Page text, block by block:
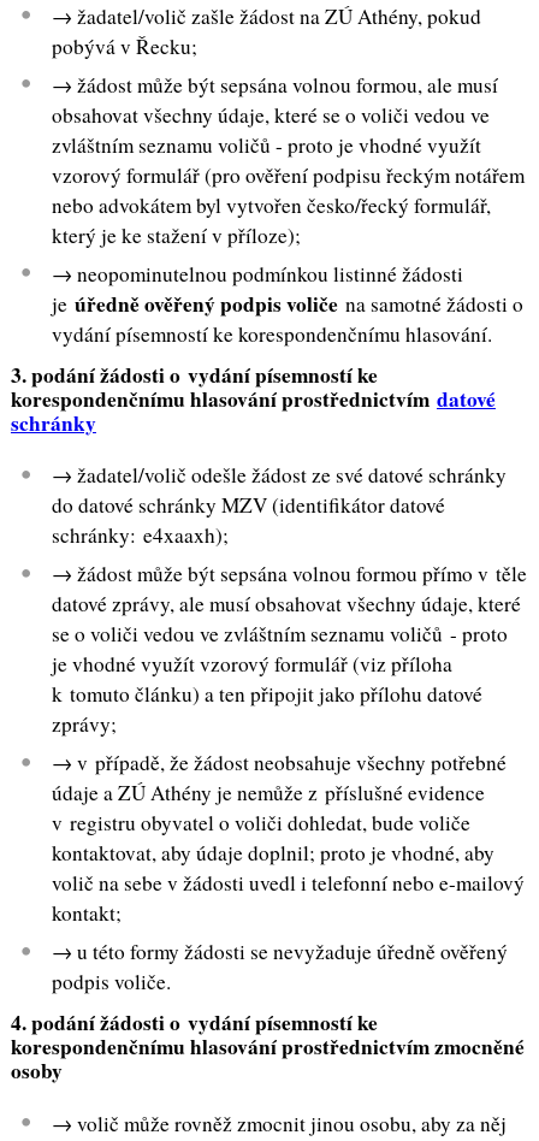
→ žadatel/volič zašle žádost na ZÚ Athény, pokud
pobývá v Řecku;
→ žádost může být sepsána volnou formou, ale musí
obsahovat všechny údaje, které se o voliči vedou ve
zvláštním seznamu voličů - proto je vhodné využít
vzorový formulář (pro ověření podpisu řeckým notářem
nebo advokátem byl vytvořen česko/řecký formulář,
který je ke stažení v příloze);
→ neopominutelnou podmínkou listinné žádosti
jeúředně ověřený podpis voliče na samotné žádosti o
vydání písemností ke korespondenčnímu hlasování.
3. podání žádosti o vydání písemností ke
korespondenčnímu hlasování prostřednictvím datové
schránky
→ žadatel/volič odešle žádost ze své datové schránky
do datové schránky MZV (identifikátor datové
schránky: e4xaaxh);
→ žádost může být sepsána volnou formou přímo v těle
datové zprávy, ale musí obsahovat všechny údaje, které
se o voliči vedou ve zvláštním seznamu voličů - proto
je vhodné využít vzorový formulář (viz příloha
k tomuto článku) a ten připojit jako přílohu datové
zprávy;
→ v případě, že žádost neobsahuje všechny potřebné
údaje a ZÚ Athény je nemůže z příslušné evidence
v registru obyvatel o voliči dohledat, bude voliče
kontaktovat, aby údaje doplnil; proto je vhodné, aby
volič na sebe v žádosti uvedl i telefonní nebo e-mailový
kontakt;
→ u této formy žádosti se nevyžaduje úředně ověřený
podpis voliče.
4. podání žádosti o vydání písemností ke
korespondenčnímu hlasování prostřednictvím zmocněné
osoby
→ volič může rovněž zmocnit jinou osobu, aby za něj